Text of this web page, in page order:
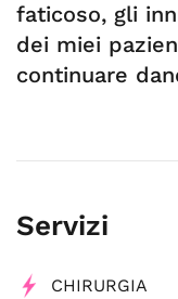
faticoso, gli
dei miei
continuare
Servizi
CHIRURGIA